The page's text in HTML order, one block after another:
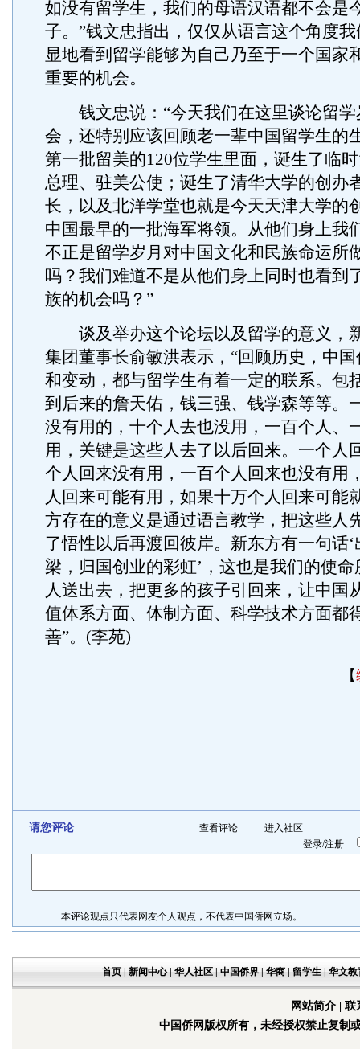
如没有留学生，我们的母语汉语都不会是
子。”钱文忠指出，仅仅从语言这个角度
显地看到留学能够为自己乃至于一个国家
重要的机会。
钱文忠说：“今天我们在这里谈论留学
会，还特别应该回顾老一辈中国留学生的
第一批留美的120位学生里面，诞生了临
总理、驻美公使；诞生了清华大学的创办
长，以及北洋学堂也就是今天天津大学的
中国最早的一批海军将领。从他们身上我
不正是留学岁月对中国文化和民族命运所
吗？我们难道不是从他们身上同时也看到
族的机会吗？”
谈及举办这个论坛以及留学的意义，
集团董事长俞敏洪表示，“回顾历史，中
和变动，都与留学生有着一定的联系。包
到后来的詹天佑，钱三强、钱学森等等。
没有用的，十个人去也没用，一百个人、
用，关键是这些人去了以后回来。一个人
个人回来没有用，一百个人回来也没有用
人回来可能有用，如果十万个人回来可能
方存在的意义是通过语言教学，把这些人
了悟性以后再渡回彼岸。新东方有一句话
梁，归国创业的彩虹’，这也是我们的使
人送出去，把更多的孩子引回来，让中国
值体系方面、体制方面、科学技术方面都
善”。(李苑)
【
请您评论 查看评论
进入社区
登录/注册
本评论观点只代表网友个人观点，不代表中国侨网立场。
首页| 新闻中心| 华人社区| 中国侨界| 华商| 留学生| 华文教
网站简介| 联
中国侨网版权所有，未经授权禁止复制